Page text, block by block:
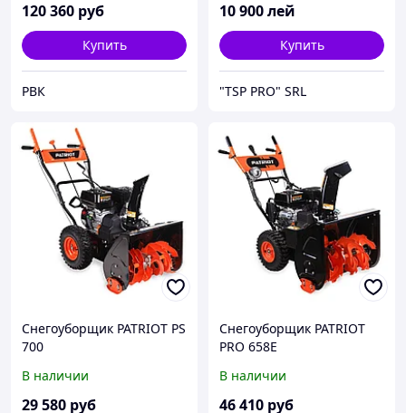
120 360 руб
Купить
РВК
10 900лей
Купить
"TSP PRO" SRL
Снегоуборщик PATRIOT PS
700
В наличии
29 580 руб
Снегоуборщик PATRIOT
PRO 658E
В наличии
46 410 руб